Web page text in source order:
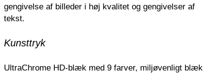
gengivelse af billeder i høj kvalitet og gengivelser af
tekst.
Kunsttryk
UltraChrome HD-blæk med 9 farver, miljøvenligt blæk